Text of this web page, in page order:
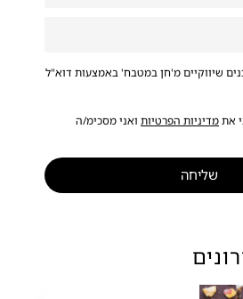
שיווקיים מ'חן במטבח' באמצעות דוא"ל
אתמדיניות הפרטיות ואני מסכימ/ה
שליחה